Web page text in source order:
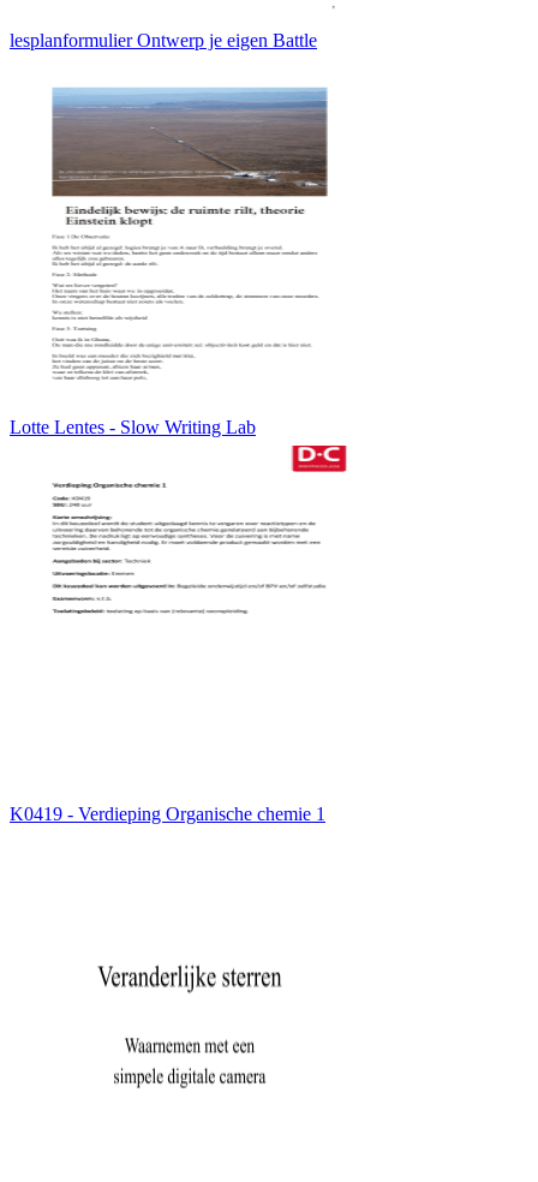
lesplanformulier Ontwerp je eigen Battle
Lotte Lentes - Slow Writing Lab
K0419 - Verdieping Organische chemie 1